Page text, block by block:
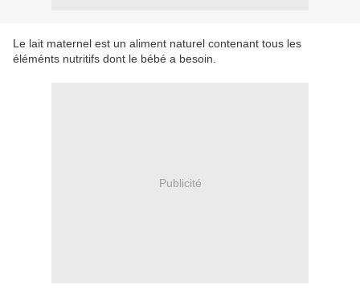
Le lait maternel est un aliment naturel contenant tous les
éléménts nutritifs dont le bébé a besoin.
Publicité